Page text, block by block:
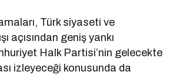
Türk siyaseti ve
açısından geniş yankı
Halk Partisi’nin gelecekte
izleyeceği konusunda da